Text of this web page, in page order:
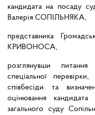
кандидата на посаду
Валерія СОПІЛЬНЯКА,
представника
КРИВОНОСА,
розглянувши питання
спеціальної
співбесіди та
оцінювання
загального суду